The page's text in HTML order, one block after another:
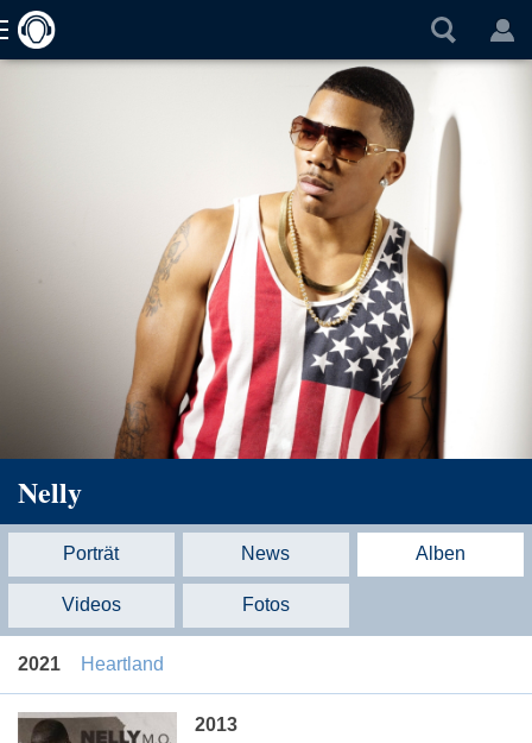
Nelly
Porträt News Alben
Videos Fotos
2021 Heartland
2013